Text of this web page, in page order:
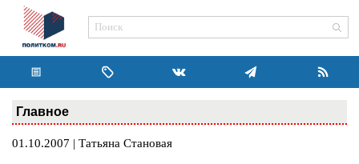
Главное
01.10.2007 | Татьяна Становая